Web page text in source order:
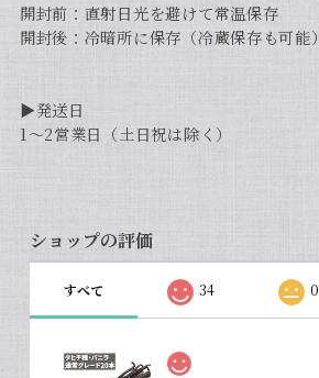
開封前：直射日光を避けて常温保存
開封後：冷暗所に保存（冷蔵保存も可能）
▶︎発送日
1〜2営業日（土日祝は除く）
ショップの評価
すべて 34 0